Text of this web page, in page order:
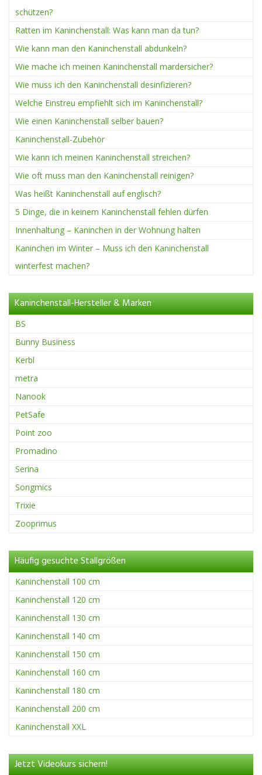
schützen?
Ratten im Kaninchenstall: Was kann man da tun?
Wie kann man den Kaninchenstall abdunkeln?
Wie mache ich meinen Kaninchenstall mardersicher?
Wie muss ich den Kaninchenstall desinfizieren?
Welche Einstreu empfiehlt sich im Kaninchenstall?
Wie einen Kaninchenstall selber bauen?
Kaninchenstall-Zubehör
Wie kann ich meinen Kaninchenstall streichen?
Wie oft muss man den Kaninchenstall reinigen?
Was heißt Kaninchenstall auf englisch?
5 Dinge, die in keinem Kaninchenstall fehlen dürfen
Innenhaltung – Kaninchen in der Wohnung halten
Kaninchen im Winter – Muss ich den Kaninchenstall
winterfest machen?
Kaninchenstall-Hersteller & Marken
BS
Bunny Business
Kerbl
metra
Nanook
PetSafe
Point zoo
Promadino
Serina
Songmics
Trixie
Zooprimus
Häufig gesuchte Stallgrößen
Kaninchenstall 100 cm
Kaninchenstall 120 cm
Kaninchenstall 130 cm
Kaninchenstall 140 cm
Kaninchenstall 150 cm
Kaninchenstall 160 cm
Kaninchenstall 180 cm
Kaninchenstall 200 cm
Kaninchenstall XXL
Jetzt Videokurs sichern!